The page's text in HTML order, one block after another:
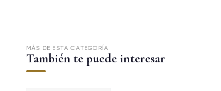
MÁS DE ESTA CATEGORÍA
También te puede interesar